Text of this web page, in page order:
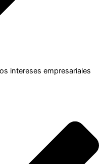
intereses empresariales